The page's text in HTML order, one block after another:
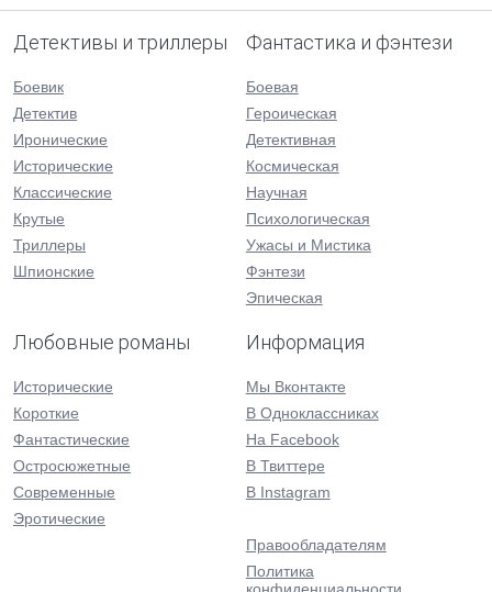
Детективы и триллеры
Боевик
Детектив
Иронические
Исторические
Классические
Крутые
Триллеры
Шпионские
Фантастика и фэнтези
Боевая
Героическая
Детективная
Космическая
Научная
Психологическая
Ужасы и Мистика
Фэнтези
Эпическая
Любовные романы
Исторические
Короткие
Фантастические
Остросюжетные
Современные
Эротические
Информация
Мы Вконтакте
В Одноклассниках
На Facebook
В Твиттере
В Instagram
Правообладателям
Политика